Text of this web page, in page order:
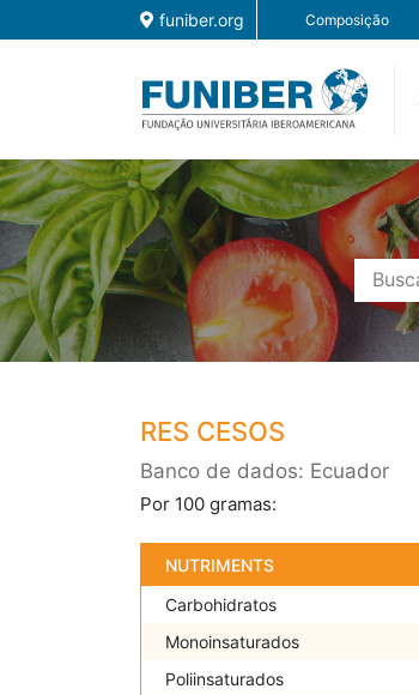
funiber.org Composição
RES CESOS
Banco de dados: Ecuador
Por 100 gramas:
NUTRIMENTS
Carbohidratos
Monoinsaturados
Poliinsaturados